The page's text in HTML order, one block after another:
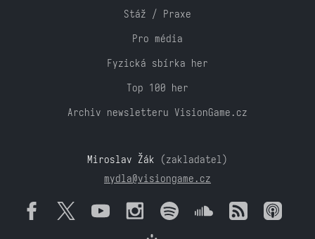
Stáž / Praxe
Pro média
Fyzická sbírka her
Top 100 her
Archiv newsletteru VisionGame.cz
Miroslav Žák (zakladatel)
mydla@visiongame.cz